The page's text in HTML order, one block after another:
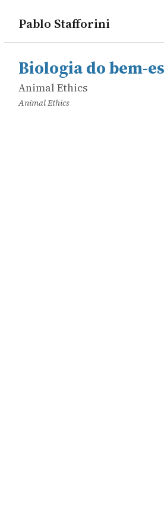
Pablo Stafforini
works
Animal Ethics
Biologia do bem-estar
online
Biologia do bem-
Animal Ethics
Animal Ethics